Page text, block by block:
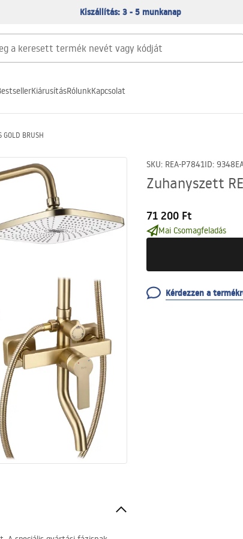
Kiszállítás: 3 - 5 munkanap
KiárusításRólunkKapcsolat
BRUSH
SKU: REA-P7841ID: 9348
Zuhanyszett
71 200 Ft
Mai Csomagfeladás
Kérdezzen a